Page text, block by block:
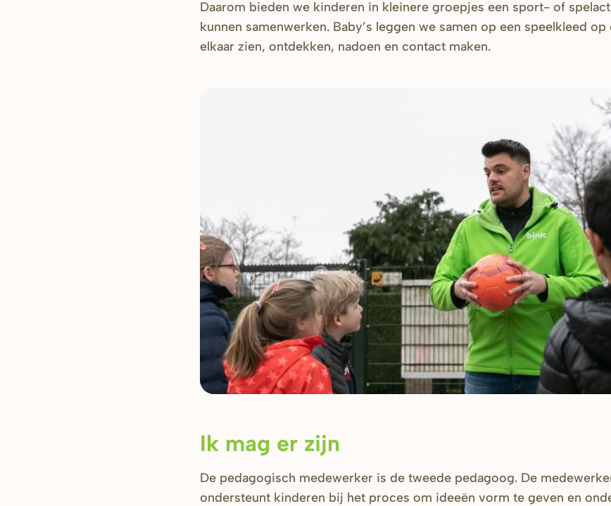
Daarom bieden we kinderen in kleinere groepjes een sport- of
kunnen samenwerken. Baby’s leggen we samen op een speelkleed
elkaar zien, ontdekken, nadoen en contact maken.
Ik mag er zijn
De pedagogisch medewerker is de tweede pedagoog. De
ondersteunt kinderen bij het proces om ideeën vorm te geven en